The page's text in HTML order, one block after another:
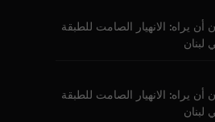
أن يراه: الانهيار الصامت للطبقة
لبنان
أن يراه: الانهيار الصامت للطبقة
لبنان